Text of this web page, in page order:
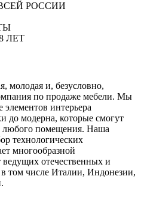
РОССИИ
ЛЕТ
молодая и, безусловно,
по продаже мебели. Мы
интерьера
до модерна, которые смогут
любого помещения. Наша
технологических
многообразной
отечественных и
том числе Италии, Индонезии,